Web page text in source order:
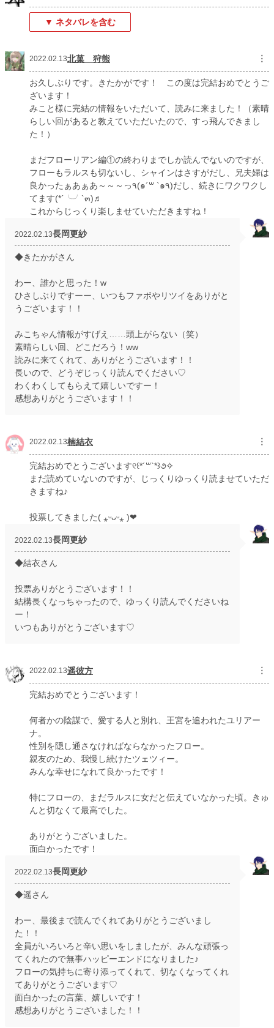
累計ポイント 160,175 pt (22,952 位)
▼ ネタバレを含む
2022.02.13北菓 狩熊 ︙
お久しぶりです。きたかがです！ この度は完結おめでとうご
ざいます！
みこと様に完結の情報をいただいて、読みに来ました！（素晴
らしい回があると教えていただいたので、すっ飛んできまし
た！）
まだフローリアン編①の終わりまでしか読んでないのですが、
フローもラルスも切ないし、シャインはさすがだし、兄夫婦は
良かったぁあぁあ～～～っ٩(๑´꒳ `๑٩)だし、続きにワクワクし
てます(*´╰╯`๓)♬
これからじっくり楽しませていただきますね！
2022.02.13長岡更紗
◆きたかがさん
わー、誰かと思った！w
ひさしぶりですーー、いつもファボやリツイをありがと
うございます！！
みこちゃん情報がすげえ……頭上がらない（笑）
素晴らしい回、どこだろう！ww
読みに来てくれて、ありがとうございます！！
長いので、どうぞじっくり読んでください♡
わくわくしてもらえて嬉しいですー！
感想ありがとうございます！！
2022.02.13楠結衣 ︙
完結おめでとうございます୧꒰*´꒳`*꒱૭✧
まだ読めていないのですが、じっくりゆっくり読ませていただ
きますね♪
投票してきました( ⁎ᵕᴗᵕ⁎ )❤︎
2022.02.13長岡更紗
◆結衣さん
投票ありがとうございます！！
結構長くなっちゃったので、ゆっくり読んでくださいね
ー！
いつもありがとうございます♡
2022.02.13遥彼方 ︙
完結おめでとうございます！
何者かの陰謀で、愛する人と別れ、王宮を追われたユリアー
ナ。
性別を隠し通さなければならなかったフロー。
親友のため、我慢し続けたツェツィー。
みんな幸せになれて良かったです！
特にフローの、まだラルスに女だと伝えていなかった頃。きゅ
んと切なくて最高でした。
ありがとうございました。
面白かったです！
2022.02.13長岡更紗
◆遥さん
わー、最後まで読んでくれてありがとうございまし
た！！
全員がいろいろと辛い思いをしましたが、みんな頑張っ
てくれたので無事ハッピーエンドになりました♪
フローの気持ちに寄り添ってくれて、切なくなってくれ
てありがとうございます♡
面白かったの言葉、嬉しいです！
感想ありがとうございました！！